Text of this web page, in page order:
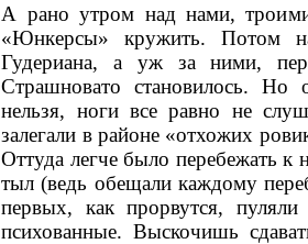
А рано утром над нами,
«Юнкерсы» кружить. Потом
Гудериана, а уж за ними,
Страшновато становилось. Но
нельзя, ноги все равно не
залегали в районе «отхожих
Оттуда легче было перебежать к
тыл (ведь обещали каждому
первых, как прорвутся,
психованные. Выскочишь